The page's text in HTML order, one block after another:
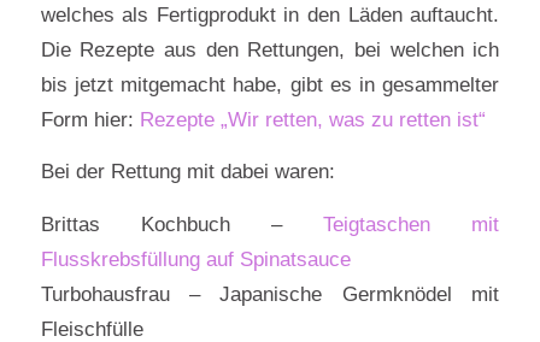
welches als Fertigprodukt in den Läden auftaucht.
Die Rezepte aus den Rettungen, bei welchen ich
bis jetzt mitgemacht habe, gibt es in gesammelter
Form hier: Rezepte „Wir retten, was zu retten ist“
Bei der Rettung mit dabei waren:
Brittas Kochbuch –Teigtaschen mit
Flusskrebsfüllung auf Spinatsauce
Turbohausfrau – Japanische Germknödel mit
Fleischfülle